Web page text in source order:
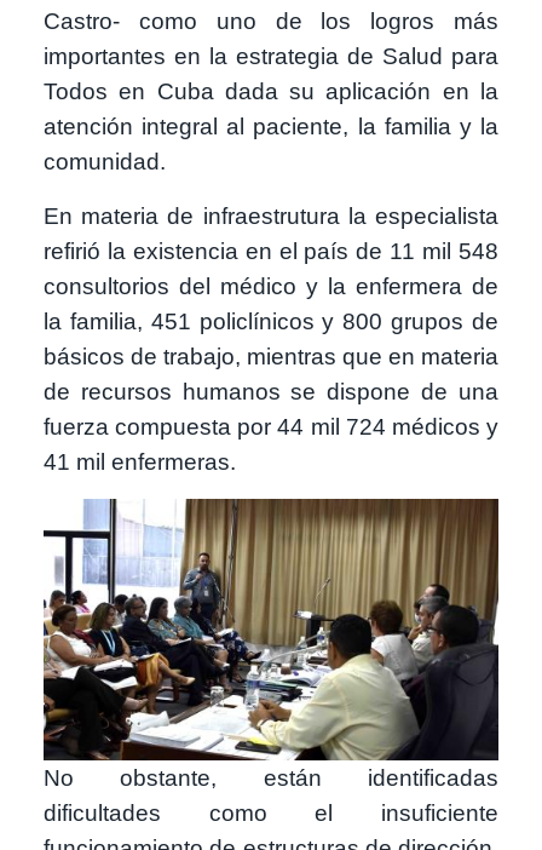
Castro- como uno de los logros más
importantes en la estrategia de Salud para
Todos en Cuba dada su aplicación en la
atención integral al paciente, la familia y la
comunidad.
En materia de infraestrutura la especialista
refirió la existencia en el país de 11 mil 548
consultorios del médico y la enfermera de
la familia, 451 policlínicos y 800 grupos de
básicos de trabajo, mientras que en materia
de recursos humanos se dispone de una
fuerza compuesta por 44 mil 724 médicos y
41 mil enfermeras.
No obstante, están identificadas
dificultades como el insuficiente